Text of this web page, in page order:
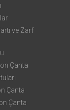
ve Zarf
Çanta
Çanta
Çanta